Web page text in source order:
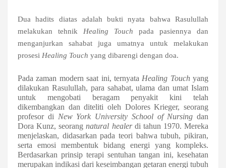
Dua hadits diatas adalah bukti nyata bahwa Rasulullah
melakukan tehnik Healing Touch pada pasiennya dan
menganjurkan sahabat juga umatnya untuk melakukan
prosesi Healing Touch yang dibarengi dengan doa.
Pada zaman modern saat ini, ternyata Healing Touch yang
dilakukan Rasulullah, para sahabat, ulama dan umat Islam
untuk mengobati beragam penyakit kini telah
dikembangkan dan diteliti oleh Dolores Krieger, seorang
profesor di New York University School of Nursing dan
Dora Kunz, seorang natural healerdi tahun 1970. Mereka
menjelaskan, didasarkan pada teori bahwa tubuh, pikiran,
serta emosi membentuk bidang energi yang kompleks.
Berdasarkan prinsip terapi sentuhan tangan ini, kesehatan
merupakan indikasi dari keseimbangan getaran energi tubuh